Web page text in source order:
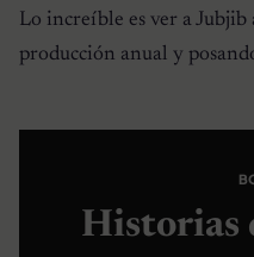
Lo increíble es ver a
producción anual y
Historias